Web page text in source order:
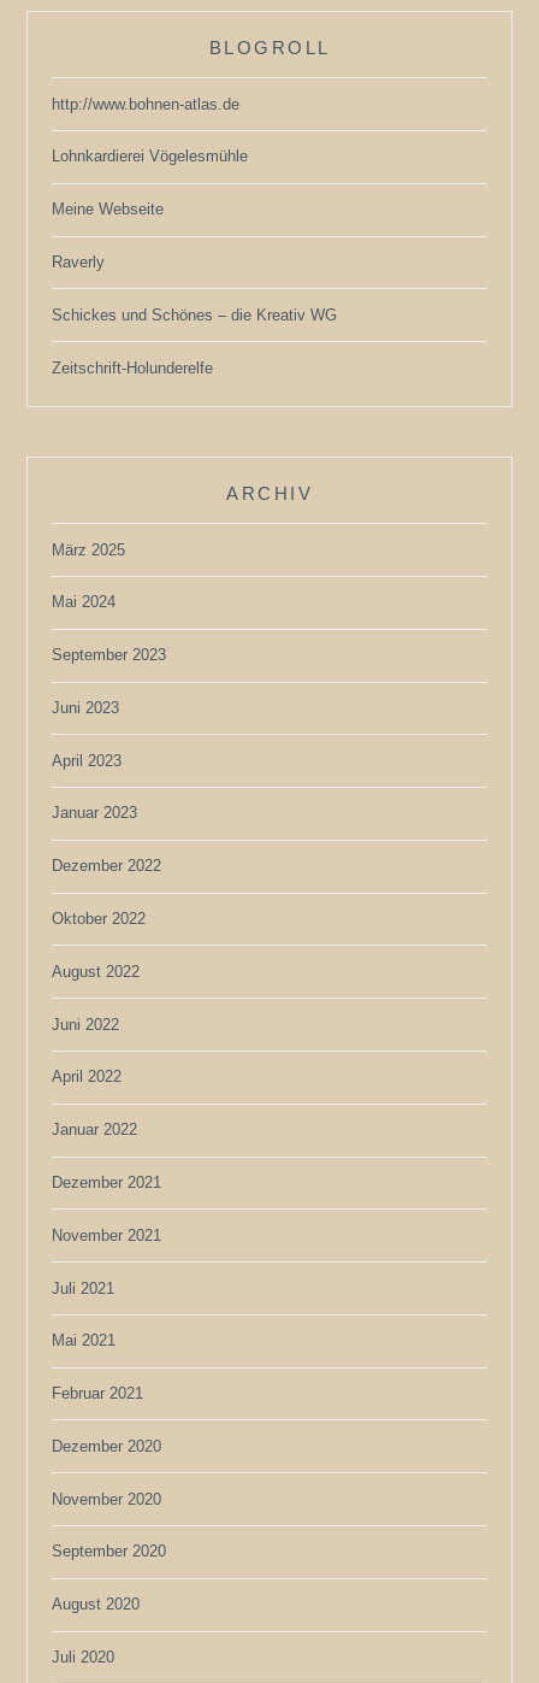
BLOGROLL
http://www.bohnen-atlas.de
Lohnkardierei Vögelesmühle
Meine Webseite
Raverly
Schickes und Schönes – die Kreativ WG
Zeitschrift-Holunderelfe
ARCHIV
März 2025
Mai 2024
September 2023
Juni 2023
April 2023
Januar 2023
Dezember 2022
Oktober 2022
August 2022
Juni 2022
April 2022
Januar 2022
Dezember 2021
November 2021
Juli 2021
Mai 2021
Februar 2021
Dezember 2020
November 2020
September 2020
August 2020
Juli 2020